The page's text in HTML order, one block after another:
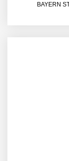
BAYERN